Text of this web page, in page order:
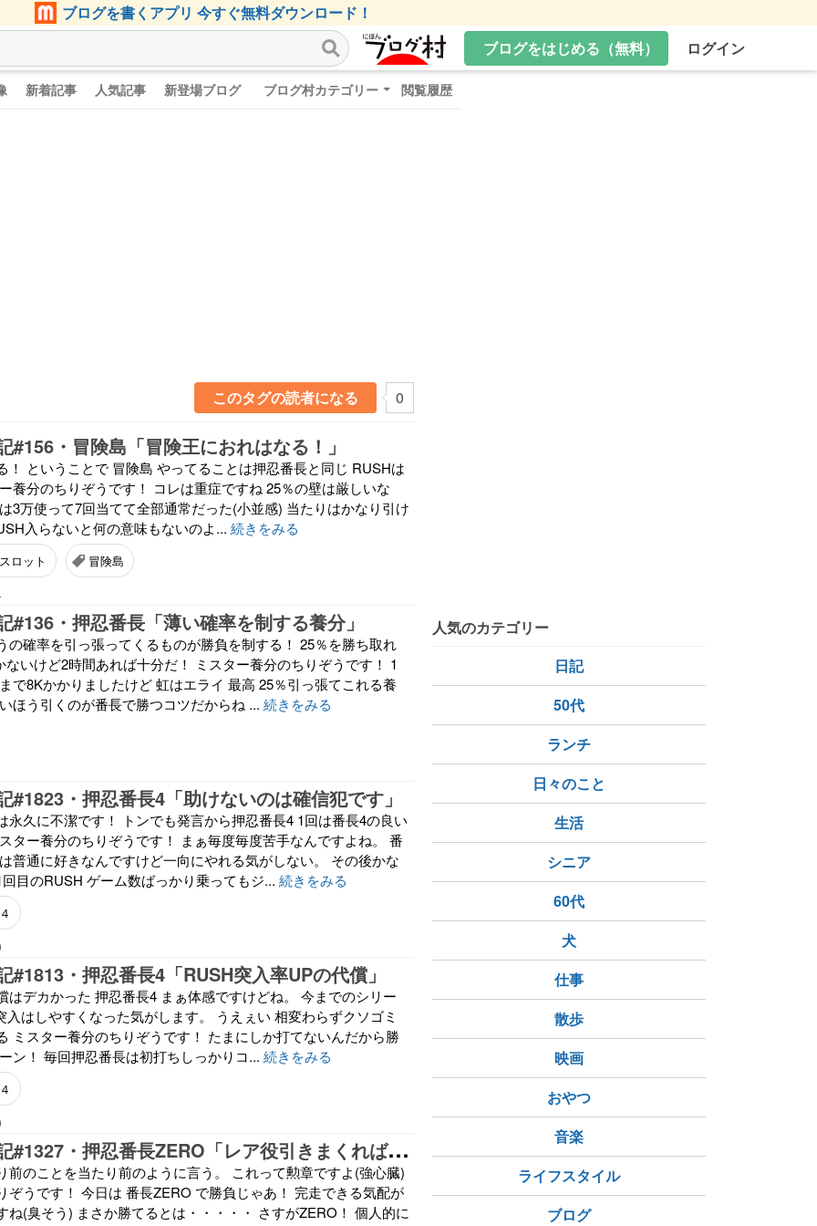
ブログを書くアプリ 今すぐ無料ダウンロード！
ブログをはじめる（無料）
ログイン
新着記事 人気記事 新登場ブログ ブログ村カテゴリー 閲覧履歴
このタグの読者になる 0
#156・冒険島「冒険王におれはなる！」
！ ということで 冒険島 やってることは押忍番長と同じ RUSHは
養分のちりぞうです！ コレは重症ですね 25％の壁は厳しいな
3万使って7回当てて全部通常だった(小並感) 当たりはかなり引け
入らないと何の意味もないのよ... 続きをみる
ロット 冒険島
#136・押忍番長「薄い確率を制する養分」
の確率を引っ張ってくるものが勝負を制する！ 25％を勝ち取れ
ないけど2時間あれば十分だ！ ミスター養分のちりぞうです！ 1
で8Kかかりましたけど 虹はエライ 最高 25％引っ張てこれる養
ほう引くのが番長で勝つコツだからね ... 続きをみる
#1823・押忍番長4「助けないのは確信犯です」
永久に不潔です！ トンでも発言から押忍番長4 1回は番長4の良い
ター養分のちりぞうです！ まぁ毎度毎度苦手なんですよね。 番
普通に好きなんですけど一向にやれる気がしない。 その後かな
目のRUSH ゲーム数ばっかり乗ってもジ... 続きをみる
#1813・押忍番長4「RUSH突入率UPの代償」
はデカかった 押忍番長4 まぁ体感ですけどね。 今までのシリー
入はしやすくなった気がします。 うえぇい 相変わらずクソゴミ
ミスター養分のちりぞうです！ たまにしか打てないんだから勝
ン！ 毎回押忍番長は初打ちしっかりコ... 続きをみる
ち
りぞう回胴記#1327・押忍番長ZERO「レア役引きまくれば完走できる説」
前のことを当たり前のように言う。 これって勲章ですよ(強心臓)
ぞうです！ 今日は 番長ZERO で勝負じゃあ！ 完走できる気配が
ね(臭そう) まさか勝てるとは・・・・・ さすがZERO！ 個人的に
人気のカテゴリー
日記
50代
ランチ
日々のこと
生活
シニア
60代
犬
仕事
散歩
映画
おやつ
音楽
ライフスタイル
ブログ